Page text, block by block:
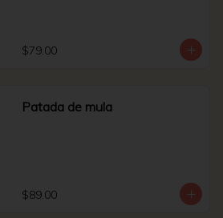
$79.00
Patada de mula
$89.00